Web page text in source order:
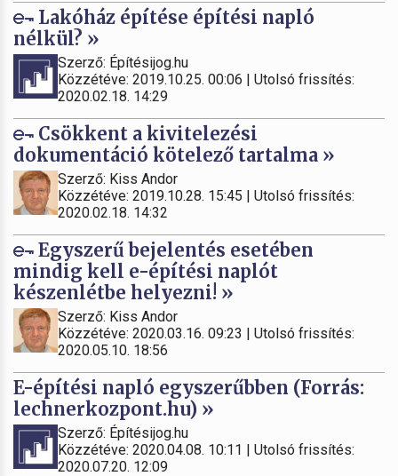
Lakóház építése építési napló
nélkül? »
Szerző: Építésijog.hu
Közzétéve: 2019.10.25. 00:06 | Utolsó frissítés:
2020.02.18. 14:29
Csökkent a kivitelezési
dokumentáció kötelező tartalma »
Szerző: Kiss Andor
Közzétéve: 2019.10.28. 15:45 | Utolsó frissítés:
2020.02.18. 14:32
Egyszerű bejelentés esetében
mindig kell e-építési naplót
készenlétbe helyezni! »
Szerző: Kiss Andor
Közzétéve: 2020.03.16. 09:23 | Utolsó frissítés:
2020.05.10. 18:56
E-építési napló egyszerűbben (Forrás:
lechnerkozpont.hu) »
Szerző: Építésijog.hu
Közzétéve: 2020.04.08. 10:11 | Utolsó frissítés:
2020.07.20. 12:09